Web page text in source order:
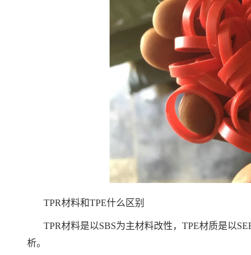
TPR材料和TPE什么区别
TPR材料是以SBS为主材料改性，TPE材质是以
析。